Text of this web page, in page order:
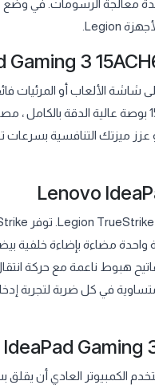
معالجة الرسومات. في وضع
قد غطيت. يمكنك تعميق انغماسك مع شاشة عريضة مقاس 15
في كل ضربة لتجربة
الكمبيوتر العادي أن يقلق